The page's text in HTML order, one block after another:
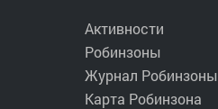
Активности
Робинзоны
Журнал Робинзоны
Карта Робинзона